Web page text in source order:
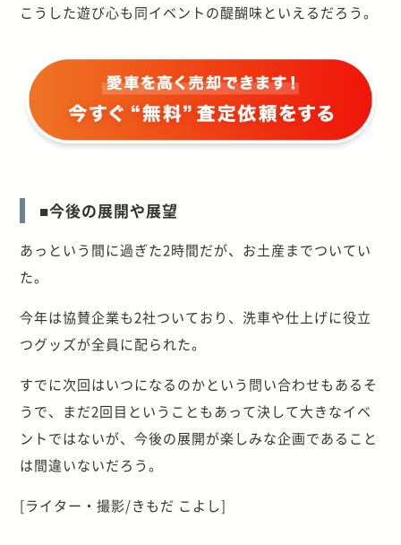
こうした遊び心も同イベントの醍醐味といえるだろう。
■今後の展開や展望
あっという間に過ぎた2時間だが、お土産までついてい
た。
今年は協賛企業も2社ついており、洗車や仕上げに役立
つグッズが全員に配られた。
すでに次回はいつになるのかという問い合わせもあるそ
うで、まだ2回目ということもあって決して大きなイベ
ントではないが、今後の展開が楽しみな企画であること
は間違いないだろう。
[ライター・撮影/きもだ こよし]